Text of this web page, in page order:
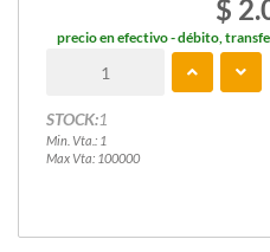
$
precio en efectivo - débito,
STOCK:1
Min. Vta.: 1
Max Vta: 100000